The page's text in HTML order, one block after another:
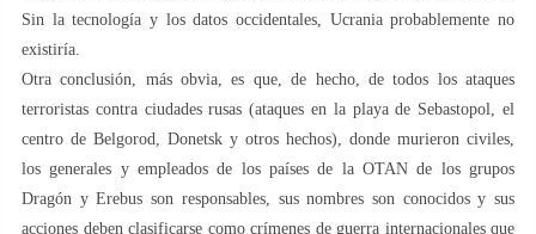
Sin la tecnología y los datos occidentales, Ucrania probablemente no
existiría.
Otra conclusión, más obvia, es que, de hecho, de todos los ataques
terroristas contra ciudades rusas (ataques en la playa de Sebastopol, el
centro de Belgorod, Donetsk y otros hechos), donde murieron civiles,
los generales y empleados de los países de la OTAN de los grupos
Dragón y Erebus son responsables, sus nombres son conocidos y sus
acciones deben clasificarse como crímenes de guerra internacionales que